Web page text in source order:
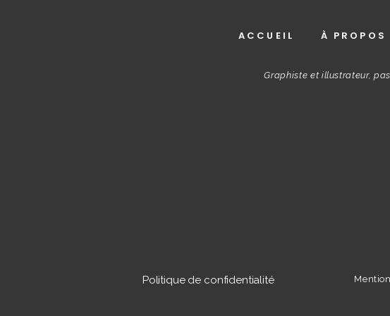
ACCUEIL À PROPOS
Graphiste et illustrateur,
Politique de confidentialité